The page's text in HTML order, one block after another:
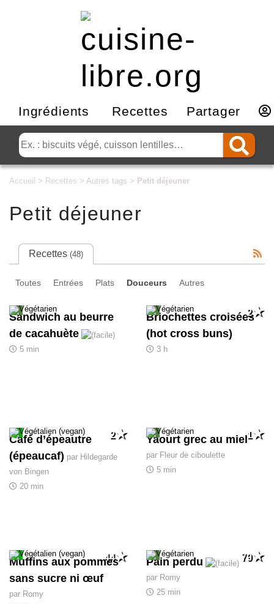
Ingrédients Recettes Partager
Accueil > Recettes > Autres tags > Petit déjeuner
Petit déjeuner
Recettes (48)
Toutes Entrées Plats Douceurs Autres
Sandwich au beurre
de cacahuète
5 min
Briochettes croisées
(hot cross buns)
3 h
2
Café d’épeautre
(épeaucaf) par Hildegarde
von Bingen
20 min
2 Yaourt grec au miel
par Fleur de ciboulette
5 min
1
Muffins aux pommes
sans sucre ni œuf
par Romy
44 Pain perdu
par Romy
25 min
79